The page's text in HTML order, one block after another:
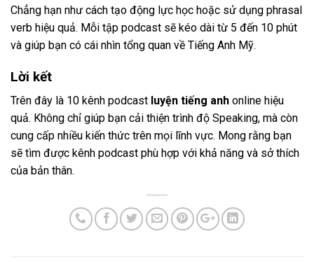
Chẳng hạn như cách tạo động lực học hoặc sử dụng phrasal
verb hiệu quả. Mỗi tập podcast sẽ kéo dài từ 5 đến 10 phút
và giúp bạn có cái nhìn tổng quan về Tiếng Anh Mỹ.
Lời kết
Trên đây là 10 kênh podcast luyện tiếng anh online hiệu
quả. Không chỉ giúp bạn cải thiện trình độ Speaking, mà còn
cung cấp nhiều kiến thức trên mọi lĩnh vực. Mong rằng bạn
sẽ tìm được kênh podcast phù hợp với khả năng và sở thích
của bản thân.